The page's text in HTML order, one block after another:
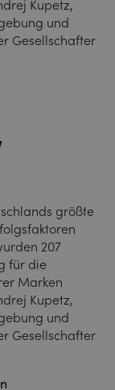
Kupetz,
und
Gesellschafter
größte
207
für die
Marken
Kupetz,
und
Gesellschafter